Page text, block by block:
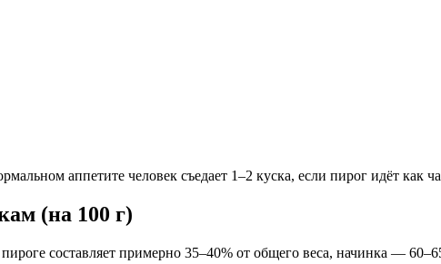
аппетите человек съедает 1–2 куска, если пирог идёт как
(на 100 г)
составляет примерно 35–40% от общего веса, начинка —